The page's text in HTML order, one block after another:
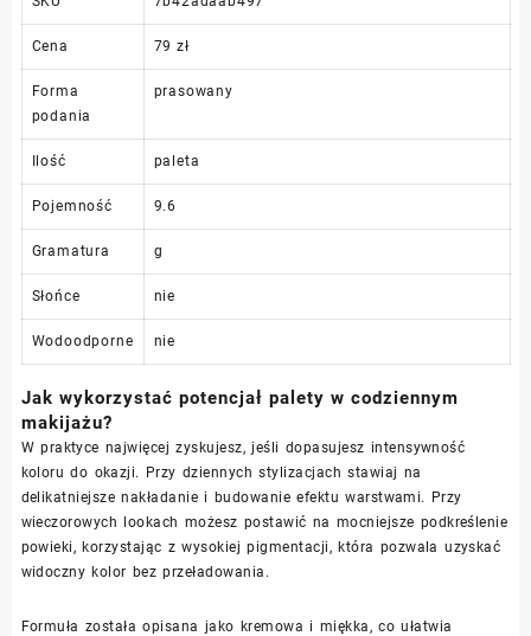
Cena 79 zł
Forma
podania
prasowany
Ilość paleta
Pojemność 9.6
Gramatura g
Słońce nie
Wodoodporne nie
Jak wykorzystać potencjał palety w codziennym
makijażu?
W praktyce najwięcej zyskujesz, jeśli dopasujesz intensywność
koloru do okazji. Przy dziennych stylizacjach stawiaj na
delikatniejsze nakładanie i budowanie efektu warstwami. Przy
wieczorowych lookach możesz postawić na mocniejsze podkreślenie
powieki, korzystając z wysokiej pigmentacji, która pozwala uzyskać
widoczny kolor bez przeładowania.
Formuła została opisana jako kremowa i miękka, co ułatwia